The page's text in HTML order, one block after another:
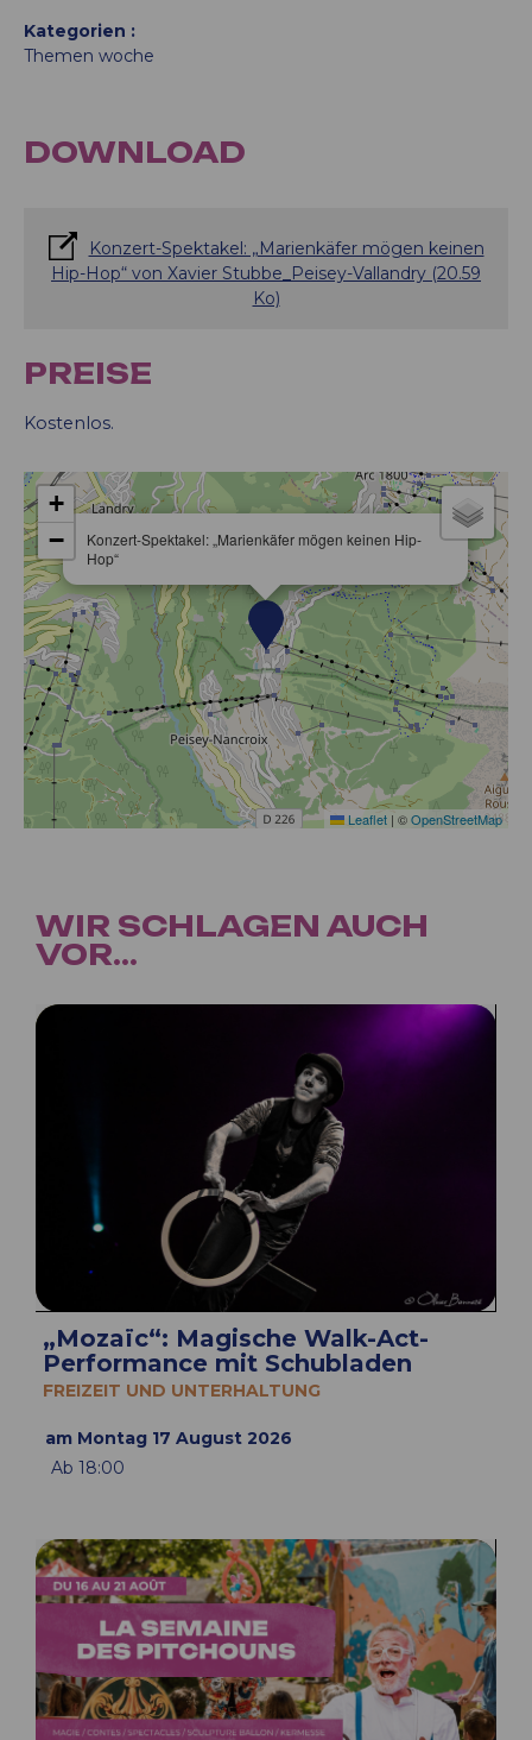
Kategorien
Themen woche
DOWNLOAD
Konzert-Spektakel: „Marienkäfer mögen keinen
Hip-Hop“ von Xavier Stubbe_Peisey-Vallandry (20.59
Ko)
PREISE
Kostenlos.
Konzert-Spektakel: „Marienkäfer mögen keinen Hip-
Hop“
+
−
Leaflet | ©OpenStreetMap
WIR SCHLAGEN AUCH
VOR...
„Mozaïc“: Magische Walk-Act-
Performance mit Schubladen
FREIZEIT UND UNTERHALTUNG
am Montag 17 August 2026
Ab 18:00